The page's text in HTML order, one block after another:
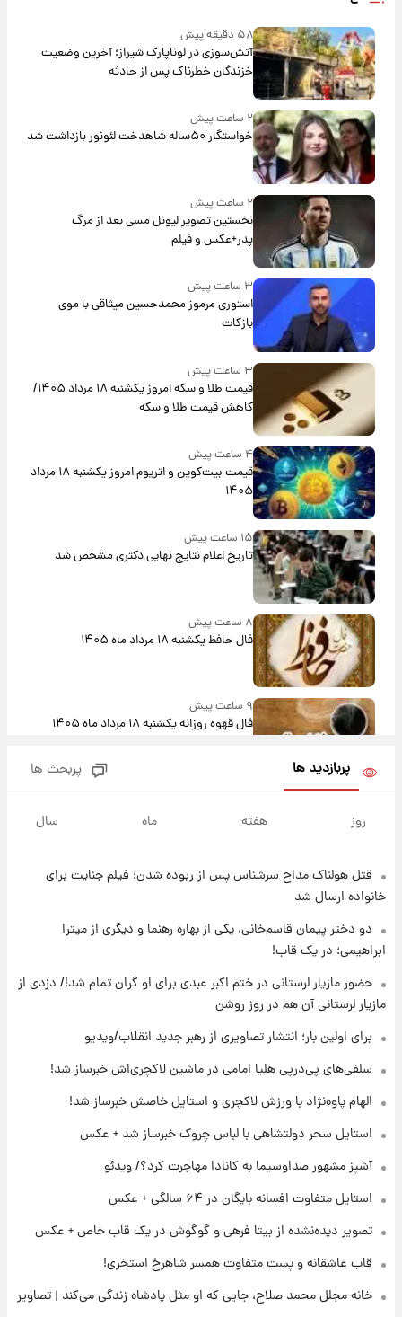
۵۸ دقیقه پیش
آتش‌سوزی در لوناپارک شیراز؛ آخرین وضعیت
خزندگان خطرناک پس از حادثه
۲ ساعت پیش
خواستگار ۵۰ساله شاهدخت لئونور بازداشت شد
۲ ساعت پیش
نخستین تصویر لیونل مسی بعد از مرگ
پدر+عکس و فیلم
۳ ساعت پیش
استوری مرموز محمدحسین میثاقی با موی
بازکات
۳ ساعت پیش
قیمت طلا و سکه امروز یکشنبه ۱۸ مرداد ۱۴۰۵/
کاهش قیمت طلا و سکه
۴ ساعت پیش
قیمت بیت‌کوین و اتریوم امروز یکشنبه ۱۸ مرداد
۱۴۰۵
۱۵ ساعت پیش
تاریخ اعلام نتایج نهایی دکتری مشخص شد
۸ ساعت پیش
فال حافظ یکشنبه ۱۸ مرداد ماه ۱۴۰۵
۹ ساعت پیش
فال قهوه روزانه یکشنبه ۱۸ مرداد ماه ۱۴۰۵
۱۷ ساعت پیش
لیونل مسی عزادار شد! + جزئیات
۲۱ ساعت پیش
لحظه برخورد رعد و برق به ساختمان مرکز تجارت
جهانی در آمریکا + فیلم
۲۱ ساعت پیش
برای اولین بار؛ انتشار تصاویری از رهبر جدید
انقلاب/ویدیو
تصاویر عمامه بستن به شیوه خاتمی/ویدیو
پربازدید ها پربحث ها
روز هفته ماه سال
قتل هولناک مداح سرشناس پس از ربوده شدن؛ فیلم جنایت برای
خانواده ارسال شد
دو دختر پیمان قاسم‌خانی، یکی از بهاره رهنما و دیگری از میترا
ابراهیمی؛ در یک قاب!
حضور مازیار لرستانی در ختم اکبر عبدی برای او گران تمام شد!/ دزدی از
مازیار لرستانی آن هم در روز روشن
برای اولین بار؛ انتشار تصاویری از رهبر جدید انقلاب/ویدیو
سلفی‌های پی‌درپی هلیا امامی در ماشین لاکچری‌اش خبرساز شد!
الهام پاوه‌نژاد با ورزش لاکچری و استایل خاصش خبرساز شد!
استایل سحر دولتشاهی با لباس چروک خبرساز شد + عکس
آشپز مشهور صداوسیما به کانادا مهاجرت کرد؟/ ویدئو
استایل متفاوت افسانه بایگان در ۶۴ سالگی + عکس
تصویر دیده‌نشده از بیتا فرهی و گوگوش در یک قاب خاص + عکس
قاب عاشقانه و پست متفاوت همسر شاهرخ استخری!
خانه مجلل محمد صلاح، جایی که او مثل پادشاه زندگی می‌کند | تصاویر